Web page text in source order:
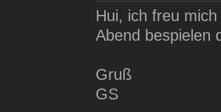
Hui, ich freu
Abend bespielen
Gruß
GS